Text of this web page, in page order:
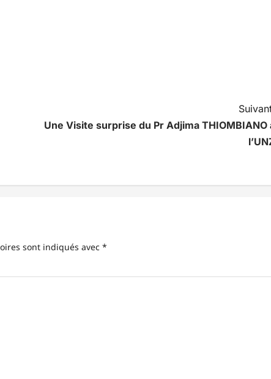
Une Visite surprise du Pr Adjima THIOMBIANO
sont indiqués avec *